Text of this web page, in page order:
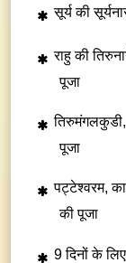
सूर्य की
राहु की
पूजा
तिरुमंगलकुडी,
पूजा
पट्टेश्वरम,
की पूजा
9 दिनों के